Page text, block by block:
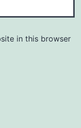
in this browser